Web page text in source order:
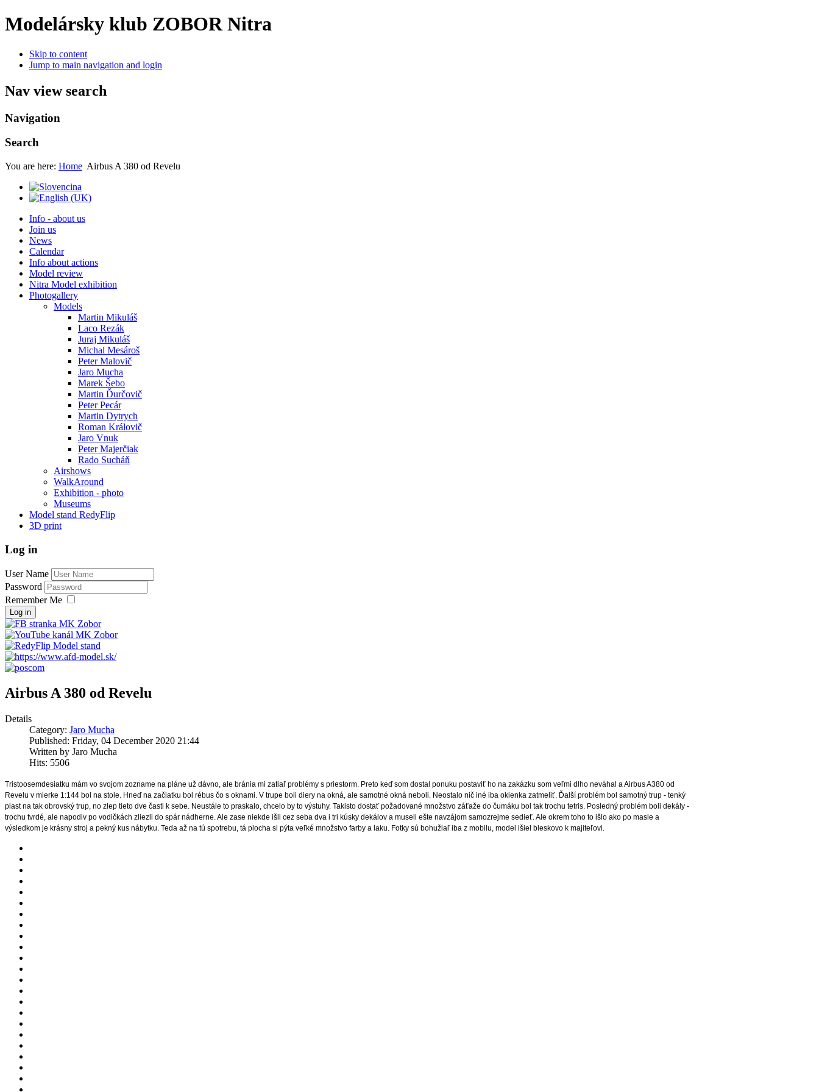
Modelársky klub ZOBOR Nitra
Skip to content
Jump to main navigation and login
Nav view search
Navigation
Search
You are here: Home Airbus A 380 od Revelu
Info - about us
Join us
News
Calendar
Info about actions
Model review
Nitra Model exhibition
Photogallery
Models
Martin Mikuláš
Laco Rezák
Juraj Mikuláš
Michal Mesároš
Peter Malovič
Jaro Mucha
Marek Šebo
Martin Ďurčovič
Peter Pecár
Martin Dytrych
Roman Královič
Jaro Vnuk
Peter Majerčiak
Rado Sucháň
Airshows
WalkAround
Exhibition - photo
Museums
Model stand RedyFlip
3D print
Log in
User Name
Password
Remember Me
Log in
Airbus A 380 od Revelu
Details
Category: Jaro Mucha
Published: Friday, 04 December 2020 21:44
Written by Jaro Mucha
Hits: 5506
Tristoosemdesiatku mám vo svojom zozname na pláne už dávno, ale bránia mi zatiaľ problémy s priestorm. Preto keď som dostal ponuku postaviť ho na zakázku som veľmi dlho neváhal a Airbus A380 od
Revelu v mierke 1:144 bol na stole. Hneď na začiatku bol rébus čo s oknami. V trupe boli diery na okná, ale samotné okná neboli. Neostalo nič iné iba okienka zatmeliť. Ďalší problém bol samotný trup - tenký
plast na tak obrovský trup, no zlep tieto dve časti k sebe. Neustále to praskalo, chcelo by to výstuhy. Takisto dostať požadované množstvo záťaže do čumáku bol tak trochu tetris. Posledný problém boli dekály -
trochu tvrdé, ale napodiv po vodičkách zliezli do spár nádherne. Ale zase niekde išli cez seba dva i tri kúsky dekálov a museli ešte navzájom samozrejme sedieť. Ale okrem toho to išlo ako po masle a
výsledkom je krásny stroj a pekný kus nábytku. Teda až na tú spotrebu, tá plocha si pýta veľké množstvo farby a laku. Fotky sú bohužiaľ iba z mobilu, model išiel bleskovo k majiteľovi.